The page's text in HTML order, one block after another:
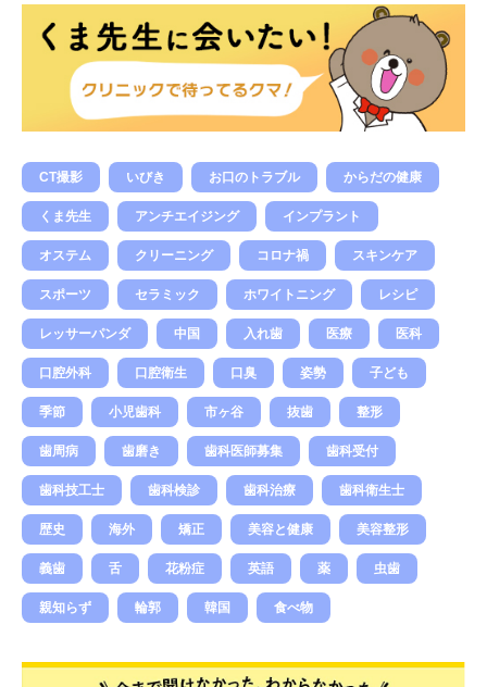
CT撮影 いびき お口のトラブル からだの健康
くま先生 アンチエイジング インプラント
オステム クリーニング コロナ禍 スキンケア
スポーツ セラミック ホワイトニング レシピ
レッサーパンダ 中国 入れ歯 医療 医科
口腔外科 口腔衛生 口臭 姿勢 子ども
季節 小児歯科 市ヶ谷 抜歯 整形
歯周病 歯磨き 歯科医師募集 歯科受付
歯科技工士 歯科検診 歯科治療 歯科衛生士
歴史 海外 矯正 美容と健康 美容整形
義歯 舌 花粉症 英語 薬 虫歯
親知らず 輪郭 韓国 食べ物